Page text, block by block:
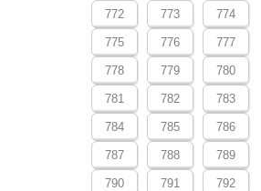
772 773 774
775 776 777
778 779 780
781 782 783
784 785 786
787 788 789
790 791 792